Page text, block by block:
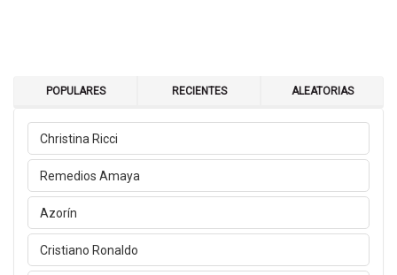
POPULARES RECIENTES ALEATORIAS
Christina Ricci
Remedios Amaya
Azorín
Cristiano Ronaldo